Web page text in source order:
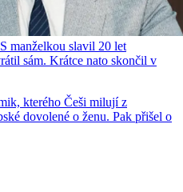
manželkou slavil 20 let
sám. Krátce nato skončil v
kterého Češi milují z
dovolené o ženu. Pak přišel o